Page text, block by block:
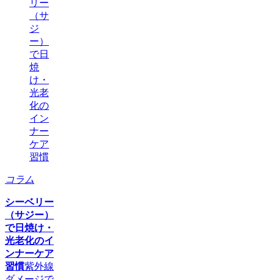
コラム
シーベリー
（サジー）
で日焼け・
光老化のイ
ンナーケア
習慣紫外線